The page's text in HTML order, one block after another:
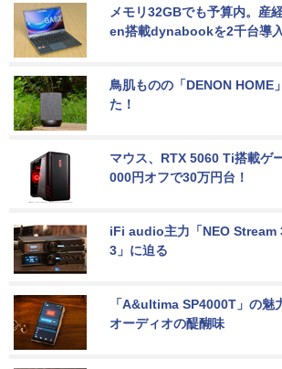
メモリ32GBでも予算内。産
en搭載dynabookを2千台導
鳥肌ものの「DENON HOME
た！
マウス、RTX 5060 Ti搭載ゲ
000円オフで30万円台！
iFi audio主力「NEO Stream
3」に迫る
「A&ultima SP4000T」の魅
オーディオの醍醐味